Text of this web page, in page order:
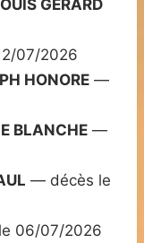
GERARD
07/2026
HONORE —
BLANCHE —
— décès le
06/07/2026